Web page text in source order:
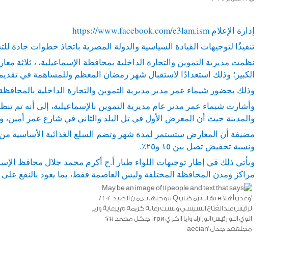
إدارة الإعلام https://www.facebook.com/e3lam.ism
تنفيذًا لتوجيهات القيادة السياسية والدولة المصرية باتخاذ خطوات
نظمت مديرية التموين والتجارة الداخلية بمحافظة الإسماعيلية، ، ثلاثة
الكبير؛ وذلك استعدادًا لاستقبال شهر رمضان المعظم وللمساهمة في
وذلك بحضور شيماء عمر مدير مديرية التموين والتجارة الداخلية
وأشارت شيماء عمر مدير عام مديرية التموين بالإسماعيلية، إلى أنه تم
والمدينة حيث أن المعرض الأول في تل البلد والثاني في شارع عمر
مضيفة أن المعارض ستستمر لمدة شهر وتضم السلع الغذائية الأساسية من
ونسبة تخفيض تصل بين ١٥ و٢٥٪.
ويأتي ذلك في إطار توجيهات اللواء طيار أ.ح أكرم محمد جلال محافظ
مراكز ومدن المحافظة المختلفة وليس العاصمة فقط، بما يعود بالنفع